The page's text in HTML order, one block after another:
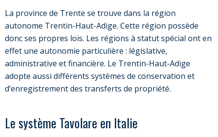
La province de Trente se trouve dans la région
autonome Trentin-Haut-Adige. Cette région possède
donc ses propres lois. Les régions à statut spécial ont en
effet une autonomie particulière : législative,
administrative et financière. Le Trentin-Haut-Adige
adopte aussi différents systèmes de conservation et
d’enregistrement des transferts de propriété.
Le système Tavolare en Italie